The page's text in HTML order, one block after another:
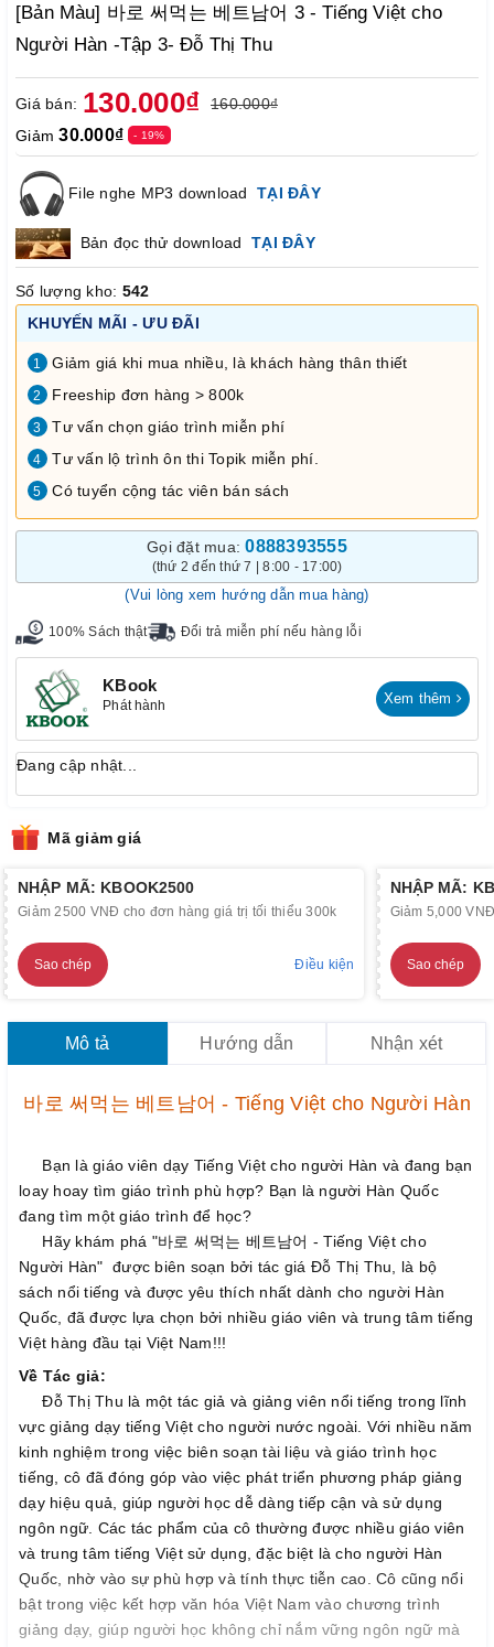
[Bản Màu] 바로 써먹는 베트남어 3 - Tiếng Việt cho
Người Hàn -Tập 3- Đỗ Thị Thu
Giá bán: 130.000₫
160.000₫
Giảm30.000₫ - 19%
File nghe MP3 download TẠI ĐÂY
Bản đọc thử download TẠI ĐÂY
Số lượng kho: 542
KHUYẾN MÃI - ƯU ĐÃI
1 Giảm giá khi mua nhiều, là khách hàng thân thiết
2 Freeship đơn hàng > 800k
3 Tư vấn chọn giáo trình miễn phí
4 Tư vấn lộ trình ôn thi Topik miễn phí.
5 Có tuyển cộng tác viên bán sách
Gọi đặt mua:0888393555
(thứ 2 đến thứ 7 | 8:00 - 17:00)
(Vui lòng xem hướng dẫn mua hàng)
100% Sách thật Đổi trả miễn phí nếu hàng lỗi
KBook
Phát hành Xem thêm
Đang cập nhật...
Mã giảm giá
NHẬP MÃ: KBOOK2500
Giảm 2500 VNĐ cho đơn hàng giá trị tối thiểu 300k
Sao chép Điều kiện
NHẬP MÃ:
Giảm 5,000
Sao chép
Mô tả Hướng dẫn Nhận xét
바로 써먹는 베트남어 - Tiếng Việt cho Người Hàn
Bạn là giáo viên dạy Tiếng Việt cho người Hàn và đang bạn
loay hoay tìm giáo trình phù hợp? Bạn là người Hàn Quốc
đang tìm một giáo trình để học?
Hãy khám phá "바로 써먹는 베트남어 - Tiếng Việt cho
Người Hàn" được biên soạn bởi tác giá Đỗ Thị Thu, là bộ
sách nổi tiếng và được yêu thích nhất dành cho người Hàn
Quốc, đã được lựa chọn bởi nhiều giáo viên và trung tâm tiếng
Việt hàng đầu tại Việt Nam!!!
Về Tác giả:
Đỗ Thị Thu là một tác giả và giảng viên nổi tiếng trong lĩnh
vực giảng dạy tiếng Việt cho người nước ngoài. Với nhiều năm
kinh nghiệm trong việc biên soạn tài liệu và giáo trình học
tiếng, cô đã đóng góp vào việc phát triển phương pháp giảng
dạy hiệu quả, giúp người học dễ dàng tiếp cận và sử dụng
ngôn ngữ. Các tác phẩm của cô thường được nhiều giáo viên
và trung tâm tiếng Việt sử dụng, đặc biệt là cho người Hàn
Quốc, nhờ vào sự phù hợp và tính thực tiễn cao. Cô cũng nổi
bật trong việc kết hợp văn hóa Việt Nam vào chương trình
giảng dạy, giúp người học không chỉ nắm vững ngôn ngữ mà